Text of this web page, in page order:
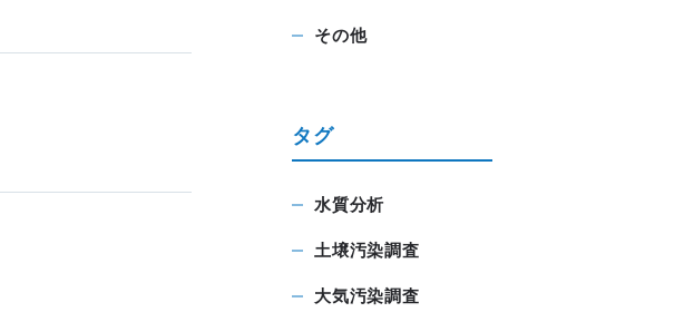
その他
タグ
水質分析
土壌汚染調査
大気汚染調査